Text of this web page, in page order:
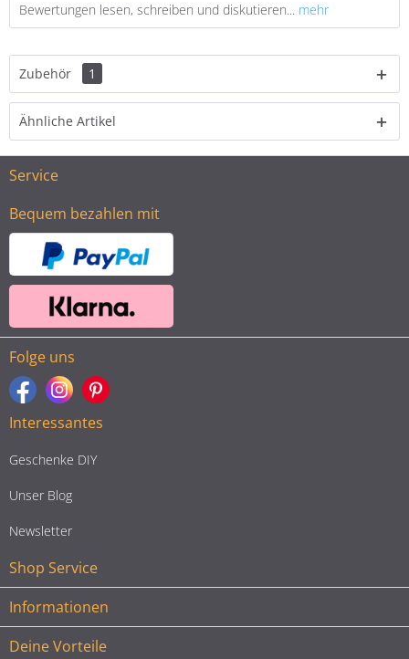
Bewertungen lesen, schreiben und diskutieren... mehr
Zubehör 1
Ähnliche Artikel
Service
Bequem bezahlen mit
Folge uns
Interessantes
Geschenke DIY
Unser Blog
Newsletter
Shop Service
Informationen
Deine Vorteile